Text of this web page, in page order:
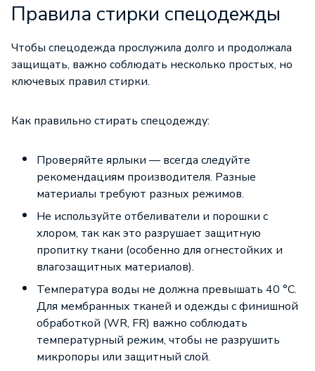
Правила стирки спецодежды
Чтобы спецодежда прослужила долго и продолжала
защищать, важно соблюдать несколько простых, но
ключевых правил стирки.
Как правильно стирать спецодежду:
Проверяйте ярлыки — всегда следуйте
рекомендациям производителя. Разные
материалы требуют разных режимов.
Не используйте отбеливатели и порошки с
хлором, так как это разрушает защитную
пропитку ткани (особенно для огнестойких и
влагозащитных материалов).
Температура воды не должна превышать 40 °C.
Для мембранных тканей и одежды с финишной
обработкой (WR, FR) важно соблюдать
температурный режим, чтобы не разрушить
микропоры или защитный слой.